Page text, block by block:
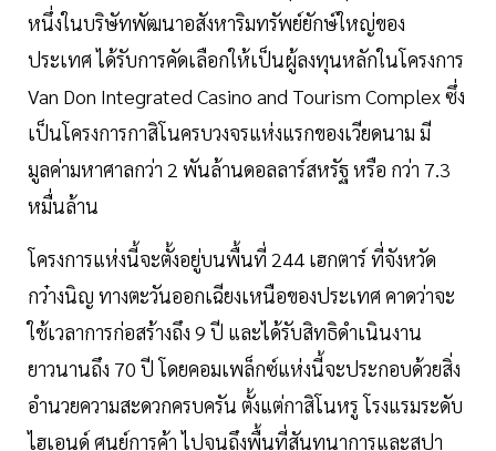
หนึ่งในบริษัทพัฒนาอสังหาริมทรัพย์ยักษ์ใหญ่ของ
ประเทศ ได้รับการคัดเลือกให้เป็นผู้ลงทุนหลักในโครงการ
Van Don Integrated Casino and Tourism Complex ซึ่ง
เป็นโครงการกาสิโนครบวงจรแห่งแรกของเวียดนาม มี
มูลค่ามหาศาลกว่า 2 พันล้านดอลลาร์สหรัฐ หรือ กว่า 7.3
หมื่นล้าน
โครงการแห่งนี้จะตั้งอยู่บนพื้นที่ 244 เฮกตาร์ ที่จังหวัด
กว๋างนิญ ทางตะวันออกเฉียงเหนือของประเทศ คาดว่าจะ
ใช้เวลาการก่อสร้างถึง 9 ปี และได้รับสิทธิดำเนินงาน
ยาวนานถึง 70 ปี โดยคอมเพล็กซ์แห่งนี้จะประกอบด้วยสิ่ง
อำนวยความสะดวกครบครัน ตั้งแต่กาสิโนหรู โรงแรมระดับ
ไฮเอนด์ ศูนย์การค้า ไปจนถึงพื้นที่สันทนาการและสปา